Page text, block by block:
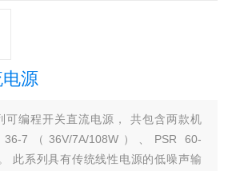
源
可编程开关直流电源， 共包含两款机
7（36V/7A/108W）、PSR 60-
此系列具有传统线性电源的低噪声输